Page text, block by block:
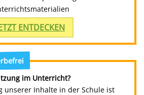
ENTDECKEN
im Unterricht?
unserer Inhalte in der Schule ist